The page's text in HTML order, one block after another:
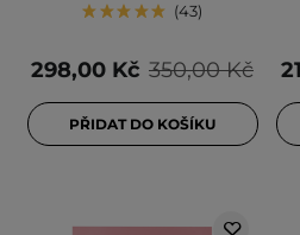
43
350,00 Kč
298,00 Kč
PŘIDAT DO KOŠÍKU